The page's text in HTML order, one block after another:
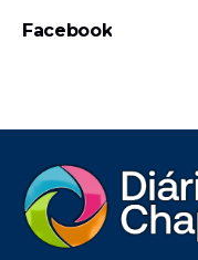
Facebook